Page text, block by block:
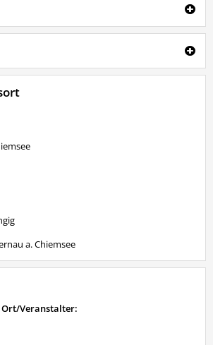
a. Chiemsee
Veranstalter: